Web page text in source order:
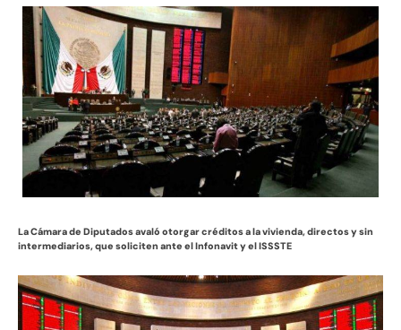
La Cámara de Diputados avaló otorgar créditos a la vivienda, directos y sin
intermediarios, que soliciten ante el Infonavit y el ISSSTE